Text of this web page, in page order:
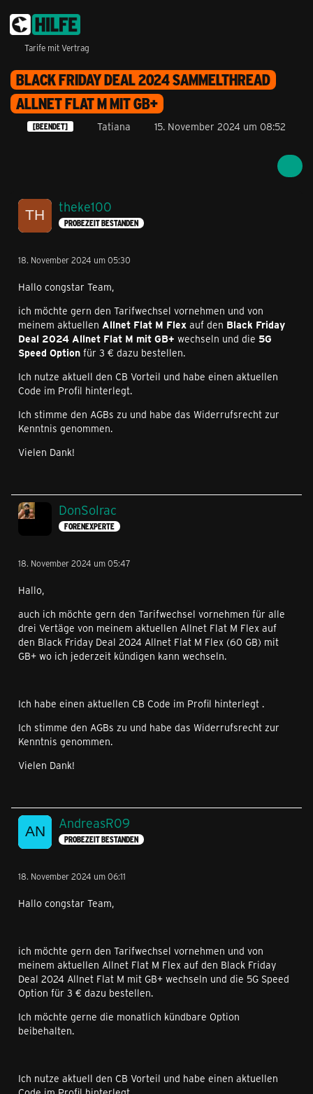
Tarife mit Vertrag
BLACK FRIDAY DEAL 2024 SAMMELTHREAD
ALLNET FLAT M MIT GB+
[BEENDET] Tatiana 15. November 2024 um 08:52
theke100
PROBEZEIT BESTANDEN
18. November 2024 um 05:30
Hallo congstar Team,
ich möchte gern den Tarifwechsel vornehmen und von
meinem aktuellen Allnet Flat M Flex auf den Black Friday
Deal 2024 Allnet Flat M mit GB+ wechseln und die 5G
Speed Option für 3 € dazu bestellen.
Ich nutze aktuell den CB Vorteil und habe einen aktuellen
Code im Profil hinterlegt.
Ich stimme den AGBs zu und habe das Widerrufsrecht zur
Kenntnis genommen.
Vielen Dank!
DonSolrac
FORENEXPERTE
18. November 2024 um 05:47
Hallo,
auch ich möchte gern den Tarifwechsel vornehmen für alle
drei Vertäge von meinem aktuellen Allnet Flat M Flex auf
den Black Friday Deal 2024 Allnet Flat M Flex (60 GB) mit
GB+ wo ich jederzeit kündigen kann wechseln.
Ich habe einen aktuellen CB Code im Profil hinterlegt .
Ich stimme den AGBs zu und habe das Widerrufsrecht zur
Kenntnis genommen.
Vielen Dank!
AndreasR09
PROBEZEIT BESTANDEN
18. November 2024 um 06:11
Hallo congstar Team,
ich möchte gern den Tarifwechsel vornehmen und von
meinem aktuellen Allnet Flat M Flex auf den Black Friday
Deal 2024 Allnet Flat M mit GB+ wechseln und die 5G Speed
Option für 3 € dazu bestellen.
Ich möchte gerne die monatlich kündbare Option
beibehalten.
Ich nutze aktuell den CB Vorteil und habe einen aktuellen